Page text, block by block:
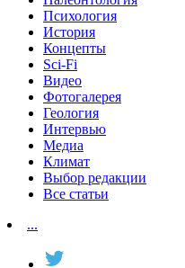
Психология
История
Концепты
Sci-Fi
Видео
Фотогалерея
Геология
Интервью
Медиа
Климат
Выбор редакции
Все статьи
...